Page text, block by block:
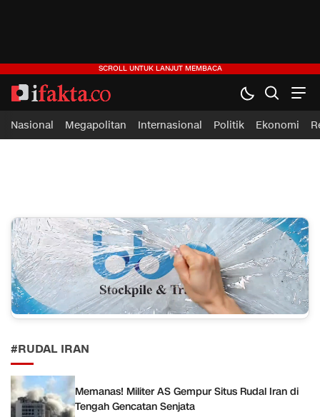
ifakta.co
#pastibenar
Nasional Megapolitan Internasional Politik Ekonomi
#RUDAL IRAN
Memanas! Militer AS Gempur Situs Rudal Iran di
Tengah Gencatan Senjata